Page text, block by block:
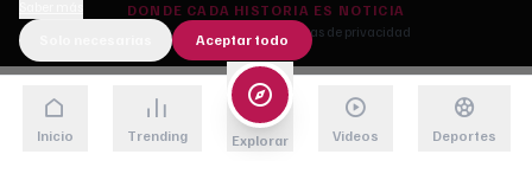
DONDE CADA HISTORIA ES NOTICIA
Quiénes somos
Contacto Políticas de privacidad
Aceptar todo
Inicio Trending Explorar Videos Deportes